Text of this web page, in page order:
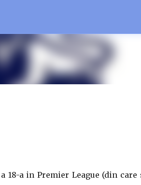
18-a in Premier League (din care